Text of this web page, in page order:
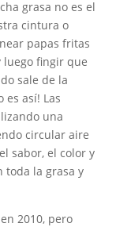
grasa no es el
cintura o
papas fritas
fingir que
sale de la
es así! Las
una
circular aire
sabor, el color y
toda la grasa y
2010, pero